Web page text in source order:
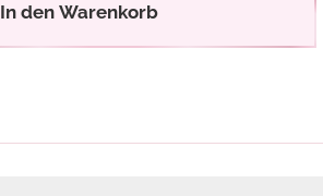
In den Warenkorb